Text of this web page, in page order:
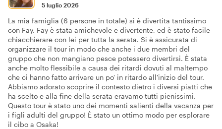
5 luglio 2026
La mia famiglia (6 persone in totale) si è divertita tantissimo
con Fay. Fay è stata amichevole e divertente, ed è stato facile
chiacchierare con lei per tutta la serata. Si è assicurata di
organizzare il tour in modo che anche i due membri del
gruppo che non mangiano pesce potessero divertirsi. È stata
anche molto flessibile a causa dei ritardi dovuti al maltempo
che ci hanno fatto arrivare un po' in ritardo all'inizio del tour.
Abbiamo adorato scoprire il contesto dietro i diversi piatti che
ha scelto e alla fine della serata eravamo tutti pienissimi.
Questo tour è stato uno dei momenti salienti della vacanza per
i figli adulti del gruppo! È stato un ottimo modo per esplorare
il cibo a Osaka!